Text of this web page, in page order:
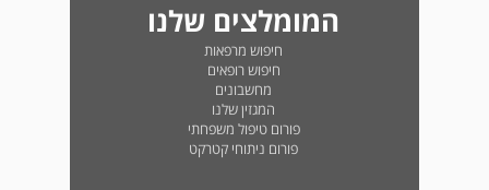
המומלצים שלנו
חיפוש מרפאות
חיפוש רופאים
מחשבונים
המגזין שלנו
פורום טיפול משפחתי
פורום ניתוחי קטרקט